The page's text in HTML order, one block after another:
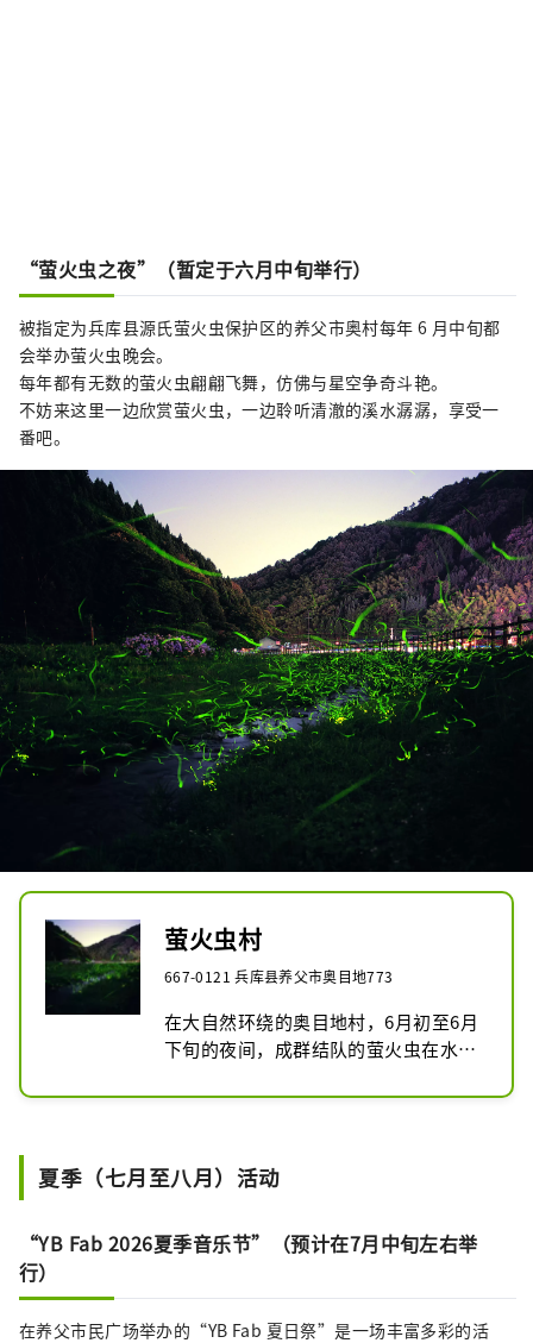
“萤火虫之夜”（暂定于六月中旬举行）
被指定为兵库县源氏萤火虫保护区的养父市奥村每年 6 月中旬都
会举办萤火虫晚会。
每年都有无数的萤火虫翩翩飞舞，仿佛与星空争奇斗艳。
不妨来这里一边欣赏萤火虫，一边聆听清澈的溪水潺潺，享受一
番吧。
萤火虫村
667-0121 兵库县养父市奥目地773
在大自然环绕的奥目地村，6月初至6月
下旬的夜间，成群结队的萤火虫在水边
还提供住宿设施和各种自然体验。
夏季（七月至八月）活动
“YB Fab 2026夏季音乐节”（预计在7月中旬左右举
行）
在养父市民广场举办的“YB Fab 夏日祭”是一场丰富多彩的活